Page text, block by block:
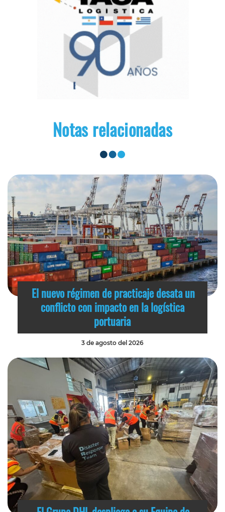
Notas relacionadas
El nuevo régimen de practicaje desata un
conflicto con impacto en la logística
portuaria
3 de agosto del 2026